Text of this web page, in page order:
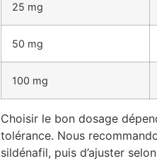
25 mg
50 mg
100 mg
Choisir le bon dosage
tolérance. Nous
sildénafil, puis d’ajuster